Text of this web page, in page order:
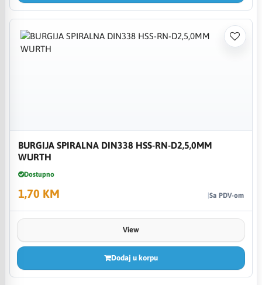
BURGIJA SPIRALNA DIN338 HSS-RN-D2,5,0MM
WURTH
Dostupno
1,70 KM Sa PDV-om
View
Dodaj u korpu